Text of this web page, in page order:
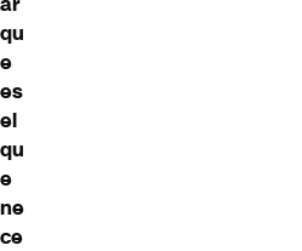
qu
e
es
el
qu
e
ne
ce